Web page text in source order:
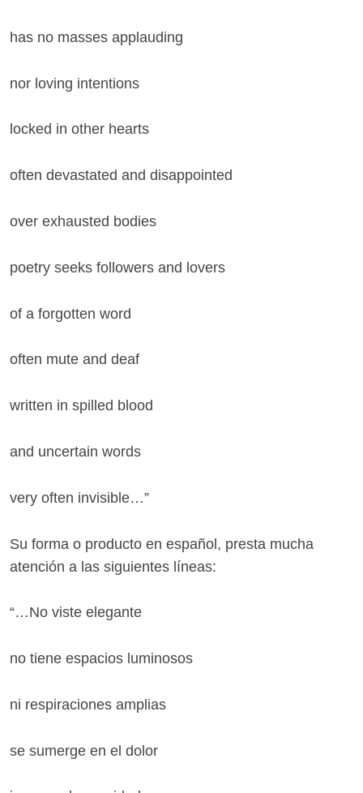
has no masses applauding
nor loving intentions
locked in other hearts
often devastated and disappointed
over exhausted bodies
poetry seeks followers and lovers
of a forgotten word
often mute and deaf
written in spilled blood
and uncertain words
very often invisible…”
Su forma o producto en español, presta mucha
atención a las siguientes líneas:
“…No viste elegante
no tiene espacios luminosos
ni respiraciones amplias
se sumerge en el dolor